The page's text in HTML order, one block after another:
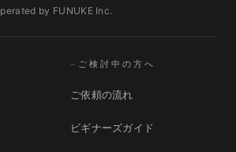
by FUNUKE Inc.
ご検討中の方へ
ご依頼の流れ
ビギナーズガイド